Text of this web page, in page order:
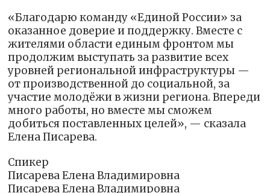
«Благодарю команду «Единой России» за
оказанное доверие и поддержку. Вместе с
жителями области единым фронтом мы
продолжим выступать за развитие всех
уровней региональной инфраструктуры —
от производственной до социальной, за
участие молодёжи в жизни региона. Впереди
много работы, но вместе мы сможем
добиться поставленных целей», — сказала
Елена Писарева.
Спикер
Писарева Елена Владимировна
Писарева Елена Владимировна